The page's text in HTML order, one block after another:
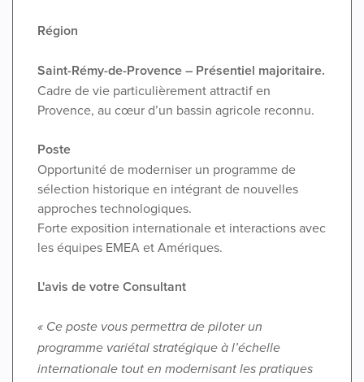
Région
Saint-Rémy-de-Provence – Présentiel majoritaire.
Cadre de vie particulièrement attractif en
Provence, au cœur d’un bassin agricole reconnu.
Poste
Opportunité de moderniser un programme de
sélection historique en intégrant de nouvelles
approches technologiques.
Forte exposition internationale et interactions avec
les équipes EMEA et Amériques.
L'avis de votre Consultant
« Ce poste vous permettra de piloter un
programme variétal stratégique à l’échelle
internationale tout en modernisant les pratiques